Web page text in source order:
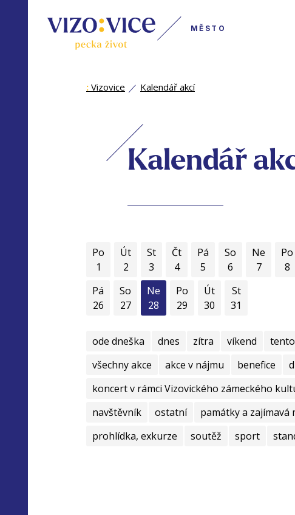
MĚSTO
: Vizovice Kalendář akcí
Kalendář
Po
1
Út
2
St
3
Čt
4
Pá
5
So
6
Ne
7
Po
8
Pá
26
So
27
Ne
28
Po
29
Út
30
St
31
ode dneška dnes zítra víkend
všechny akce
akce v nájmu benefice
koncert v rámci Vizovického zámeckého
navštěvník
ostatní památky a zajímavá
prohlídka, exkurze
soutěž sport